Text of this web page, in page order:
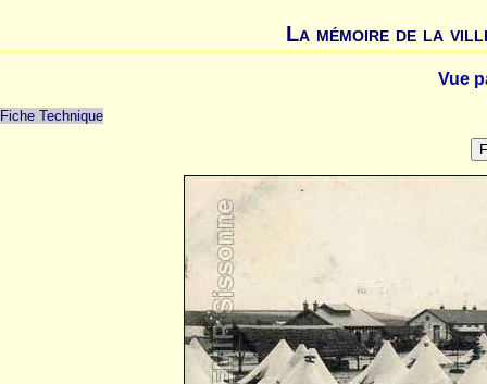
La mémoire de la
Vue
Fiche Technique